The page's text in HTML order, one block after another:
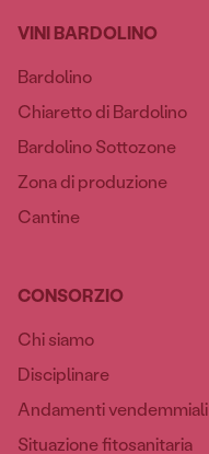
VINI BARDOLINO
Bardolino
Chiaretto di Bardolino
Bardolino Sottozone
Zona di produzione
Cantine
CONSORZIO
Chi siamo
Disciplinare
Andamenti vendemmiali
Situazione fitosanitaria